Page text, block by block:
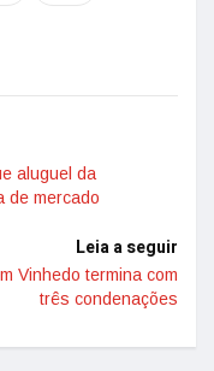
aluguel da
de mercado
Leia a seguir
Vinhedo termina com
três condenações